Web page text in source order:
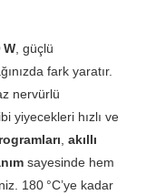
W, güçlü
fark yaratır.
nervürlü
yiyecekleri hızlı ve
akıllı
sayesinde hem
180 °C’ye kadar